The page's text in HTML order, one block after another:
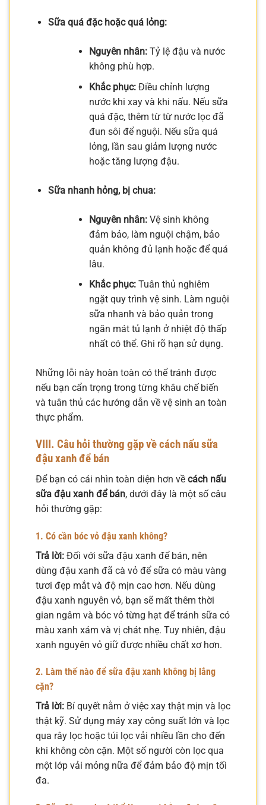
Sữa quá đặc hoặc quá lỏng:
Nguyên nhân:Tỷ lệ đậu và nước
không phù hợp.
Khắc phục:Điều chỉnh lượng
nước khi xay và khi nấu. Nếu sữa
quá đặc, thêm từ từ nước lọc đã
đun sôi để nguội. Nếu sữa quá
lỏng, lần sau giảm lượng nước
hoặc tăng lượng đậu.
Sữa nhanh hỏng, bị chua:
Nguyên nhân:Vệ sinh không
đảm bảo, làm nguội chậm, bảo
quản không đủ lạnh hoặc để quá
lâu.
Khắc phục:Tuân thủ nghiêm
ngặt quy trình vệ sinh. Làm nguội
sữa nhanh và bảo quản trong
ngăn mát tủ lạnh ở nhiệt độ thấp
nhất có thể. Ghi rõ hạn sử dụng.
Những lỗi này hoàn toàn có thể tránh được
nếu bạn cẩn trọng trong từng khâu chế biến
và tuân thủ các hướng dẫn về vệ sinh an toàn
thực phẩm.
VIII. Câu hỏi thường gặp về cách nấu sữa
đậu xanh để bán
Để bạn có cái nhìn toàn diện hơn về cách nấu
sữa đậu xanh để bán, dưới đây là một số câu
hỏi thường gặp:
1. Có cần bóc vỏ đậu xanh không?
Trả lời: Đối với sữa đậu xanh để bán, nên
dùng đậu xanh đã cà vỏ để sữa có màu vàng
tươi đẹp mắt và độ mịn cao hơn. Nếu dùng
đậu xanh nguyên vỏ, bạn sẽ mất thêm thời
gian ngâm và bóc vỏ từng hạt để tránh sữa có
màu xanh xám và vị chát nhẹ. Tuy nhiên, đậu
xanh nguyên vỏ giữ được nhiều chất xơ hơn.
2. Làm thế nào để sữa đậu xanh không bị lắng
cặn?
Trả lời: Bí quyết nằm ở việc xay thật mịn và lọc
thật kỹ. Sử dụng máy xay công suất lớn và lọc
qua rây lọc hoặc túi lọc vải nhiều lần cho đến
khi không còn cặn. Một số người còn lọc qua
một lớp vải mỏng nữa để đảm bảo độ mịn tối
đa.